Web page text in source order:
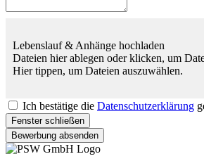
Lebenslauf & Anhänge hochladen
Dateien hier ablegen oder klicken, um
Hier tippen, um Dateien auszuwählen.
Ich bestätige die Datenschutzerklärung
Fenster schließen
Bewerbung absenden